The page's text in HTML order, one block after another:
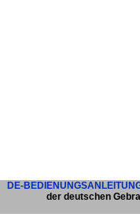
DE-
der deutschen